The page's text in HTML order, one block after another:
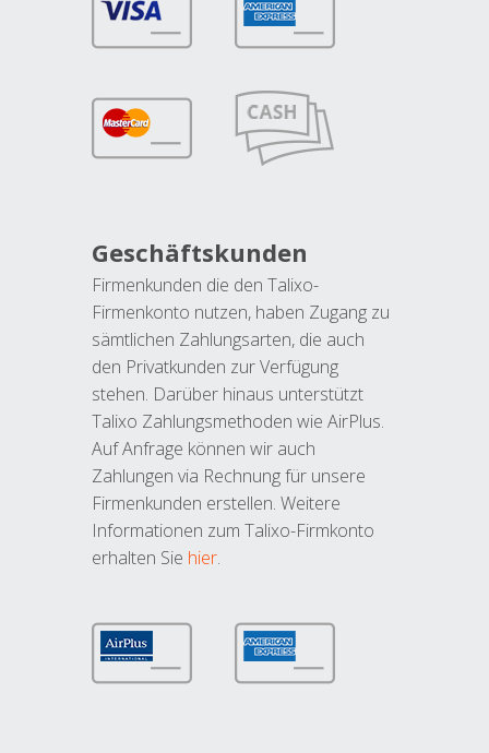
Geschäftskunden
Firmenkunden die den Talixo-
Firmenkonto nutzen, haben Zugang zu
sämtlichen Zahlungsarten, die auch
den Privatkunden zur Verfügung
stehen. Darüber hinaus unterstützt
Talixo Zahlungsmethoden wie AirPlus.
Auf Anfrage können wir auch
Zahlungen via Rechnung für unsere
Firmenkunden erstellen. Weitere
Informationen zum Talixo-Firmkonto
erhalten Sie hier.